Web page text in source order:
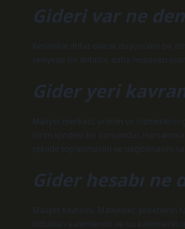
Gideri var ne
Kesinlikle iltifat olarak düşünülen bir
seviyede bir iltifattır, daha mütevazı
Gider yeri
Maliyet merkezi, üretim ve
birim içindeki bir konumdur.
şekilde toplanmasını ve dağıtılmasını
Gider hesabı ne
Maliyet kavramı: Maliyetler, şirketlerin
oldukları kalemlerdir ve bu kalemlerin